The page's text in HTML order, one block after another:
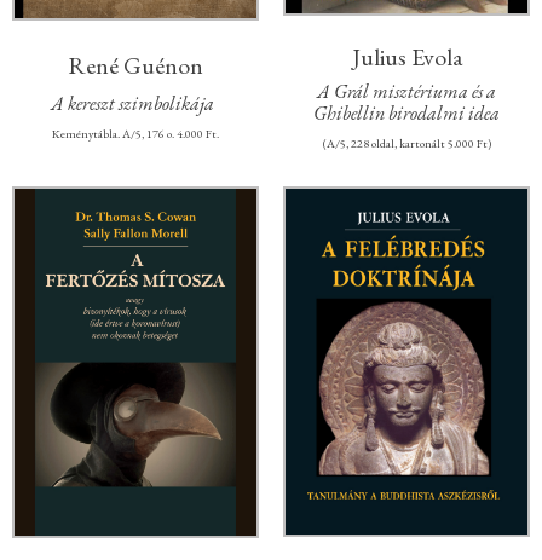
René Guénon
A kereszt szimbolikája
Keménytábla. A/5, 176 o. 4.000 Ft.
Julius Evola
A Grál misztériuma és a
Ghibellin birodalmi idea
(A/5, 228 oldal, kartonált 5.000 Ft)